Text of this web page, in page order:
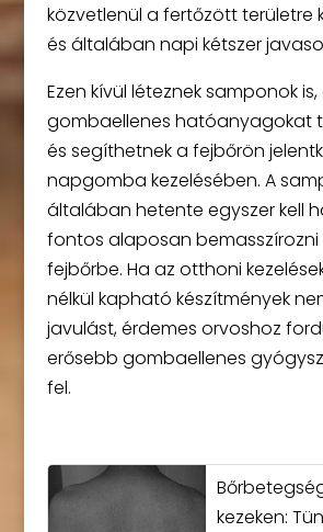
közvetlenül a fertőzött területre
és általában napi kétszer
Ezen kívül léteznek samponok
gombaellenes hatóanyagokat
és segíthetnek a fejbőrön
napgomba kezelésében. A
általában hetente egyszer kell
fontos alaposan bemasszírozni
fejbőrbe. Ha az otthoni
nélkül kapható készítmények
javulást, érdemes orvoshoz
erősebb gombaellenes
fel.
kezeken: